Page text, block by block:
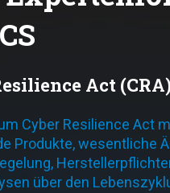
Act
Cyber Resilience Act
Produkte, wesentliche
über den